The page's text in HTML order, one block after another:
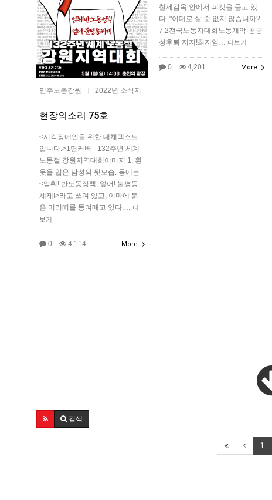
철제감옥 안에서 피켓을 들고 있
다. "이대로 살 순 없지 않습니까?
7.2전국노동자대회노동개악·공공
성후퇴 저지!최저임… 더보기
0 4,201 More
민주노총강원 | 2022년 소식지
현장의소리 75호
<시각장애인을 위한 대체텍스트
입니다.>1면커버 - 132주년 세계
노동절 강원지역대회이미지 1. 흰
옷을 입은 남성의 뒷모습. 등에는
<멈춰! 반노동정책, 엎어! 불평등
체제!>라고 쓰여 있고, 이마에 붉
은 머리띠를 동여매고 있다.… 더
보기
0 4,114 More
검색
1